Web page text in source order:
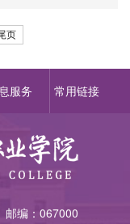
页
服务 常用链接
编：067000